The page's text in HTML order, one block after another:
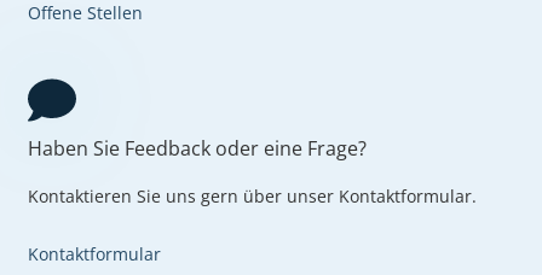
Offene Stellen
Haben Sie Feedback oder eine Frage?
Kontaktieren Sie uns gern über unser Kontaktformular.
Kontaktformular